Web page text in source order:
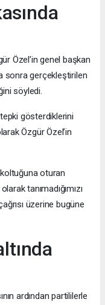
Özel’in genel başkan
sonra gerçekleştirilen
söyledi.
tepki gösterdiklerini
Özgür Özel’in
koltuğuna oturan
tanımadığımızı
üzerine bugüne
ardından partililerle